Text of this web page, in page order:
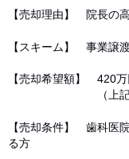
【売却理由】 院長の
【スキーム】 事業譲
【売却希望額】 420
（上記金額は
【売却条件】 歯科医
る方